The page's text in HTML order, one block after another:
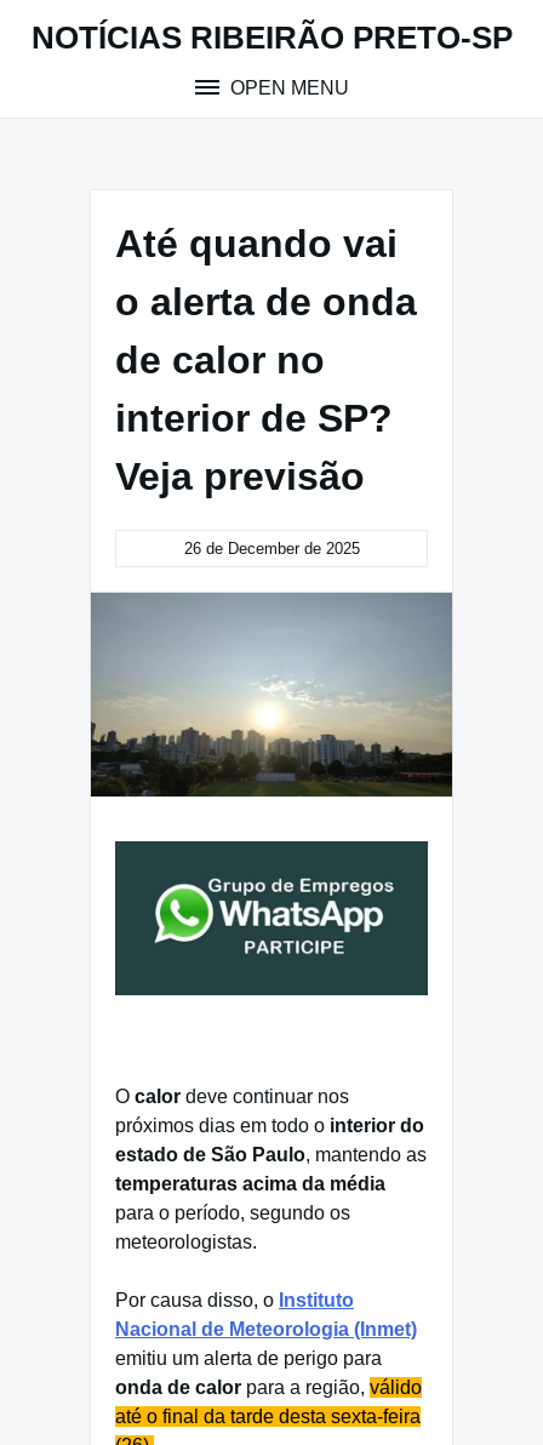
NOTÍCIAS RIBEIRÃO PRETO-SP
OPEN MENU
Até quando vai
o alerta de onda
de calor no
interior de SP?
Veja previsão
26 de December de 2025
O calor deve continuar nos
próximos dias em todo o interior do
estado de São Paulo, mantendo as
temperaturas acima da média
para o período, segundo os
meteorologistas.
Por causa disso, o Instituto
Nacional de Meteorologia (Inmet)
emitiu um alerta de perigo para
onda de calor para a região, válido
até o final da tarde desta sexta-feira